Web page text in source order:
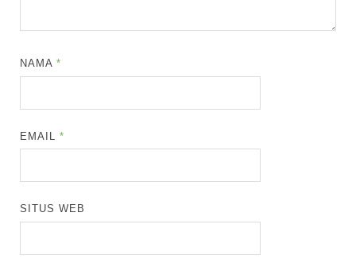
NAMA*
EMAIL*
SITUS WEB